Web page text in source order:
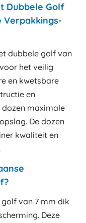
Dubbele Golf
Verpakkings-
dubbele golf van
het veilig
en kwetsbare
en
maximale
De dozen
kwaliteit en
golf van 7 mm dik
Deze